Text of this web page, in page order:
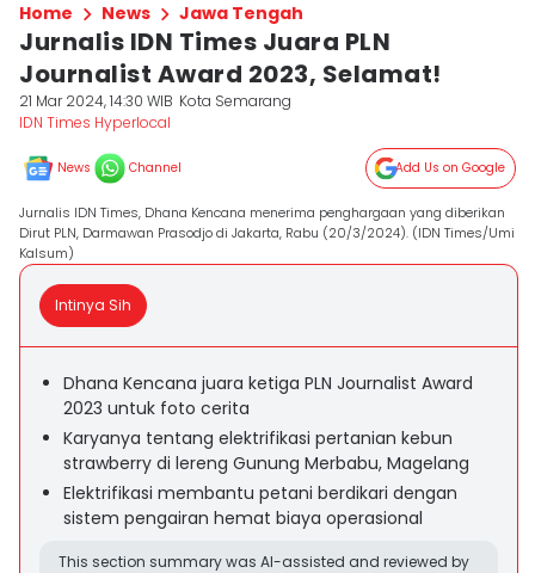
Home News Jawa Tengah
Jurnalis IDN Times Juara PLN
Journalist Award 2023, Selamat!
21 Mar 2024, 14:30 WIB Kota Semarang
IDN Times Hyperlocal
News Channel Add Us on Google
Jurnalis IDN Times, Dhana Kencana menerima penghargaan yang diberikan
Dirut PLN, Darmawan Prasodjo di Jakarta, Rabu (20/3/2024). (IDN Times/Umi
Kalsum)
Intinya Sih
Dhana Kencana juara ketiga PLN Journalist Award
2023 untuk foto cerita
Karyanya tentang elektrifikasi pertanian kebun
strawberry di lereng Gunung Merbabu, Magelang
Elektrifikasi membantu petani berdikari dengan
sistem pengairan hemat biaya operasional
This section summary was AI-assisted and reviewed by